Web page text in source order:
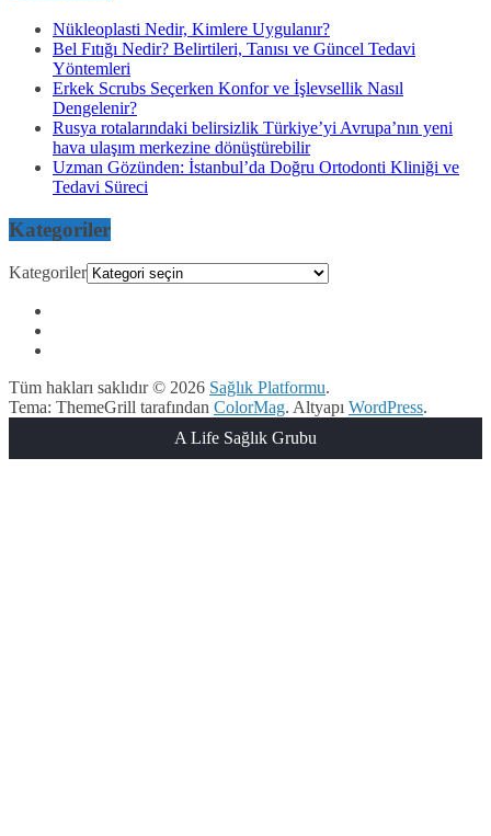
Nükleoplasti Nedir, Kimlere Uygulanır?
Bel Fıtığı Nedir? Belirtileri, Tanısı ve Güncel Tedavi
Yöntemleri
Erkek Scrubs Seçerken Konfor ve İşlevsellik Nasıl
Dengelenir?
Rusya rotalarındaki belirsizlik Türkiye’yi Avrupa’nın yeni
hava ulaşım merkezine dönüştürebilir
Uzman Gözünden: İstanbul’da Doğru Ortodonti Kliniği ve
Tedavi Süreci
Kategoriler
Kategoriler
Tüm hakları saklıdır © 2026 Sağlık Platformu.
Tema: ThemeGrill tarafından ColorMag. Altyapı WordPress.
A Life Sağlık Grubu